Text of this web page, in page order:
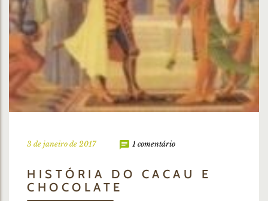
3 de janeiro de 2017 1 comentário
HISTÓRIA DO CACAU E
CHOCOLATE